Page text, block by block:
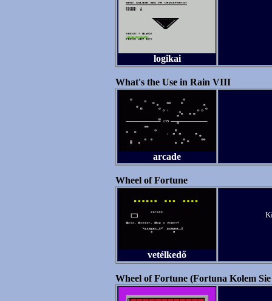
logikai
What's the Use in Rain VIII
arcade
Wheel of Fortune
vetélkedő
Wheel of Fortune (Fortuna Kolem